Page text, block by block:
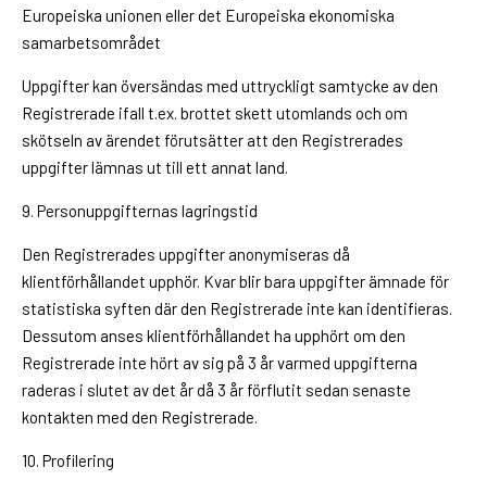
Europeiska unionen eller det Europeiska ekonomiska
samarbetsområdet
Uppgifter kan översändas med uttryckligt samtycke av den
Registrerade ifall t.ex. brottet skett utomlands och om
skötseln av ärendet förutsätter att den Registrerades
uppgifter lämnas ut till ett annat land.
9. Personuppgifternas lagringstid
Den Registrerades uppgifter anonymiseras då
klientförhållandet upphör. Kvar blir bara uppgifter ämnade för
statistiska syften där den Registrerade inte kan identifieras.
Dessutom anses klientförhållandet ha upphört om den
Registrerade inte hört av sig på 3 år varmed uppgifterna
raderas i slutet av det år då 3 år förflutit sedan senaste
kontakten med den Registrerade.
10. Profilering